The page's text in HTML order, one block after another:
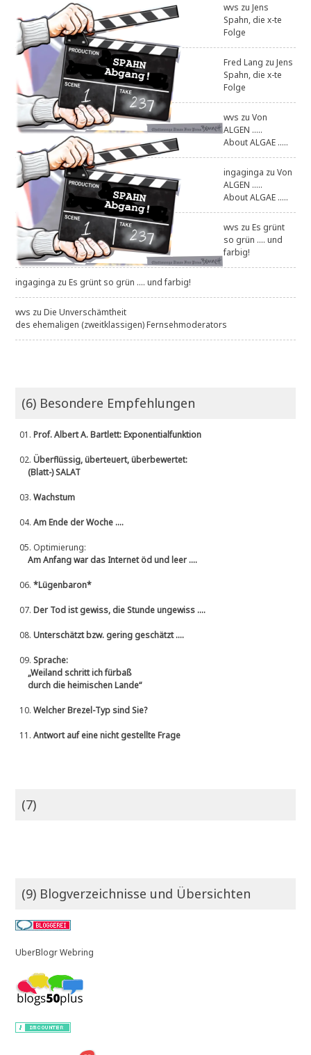
wvs zuJens
Spahn, die x-te
Folge
Fred Lang zuJens
Spahn, die x-te
Folge
wvs zuVon
ALGEN .....
About ALGAE .....
ingaginga zuVon
ALGEN .....
About ALGAE .....
wvs zuEs grünt
so grün .... und
farbig!
ingaginga zuEs grünt so grün .... und farbig!
wvs zuDie Unverschämtheit
des ehemaligen (zweitklassigen) Fernsehmoderators
(6) Besondere Empfehlungen
01.Prof. Albert A. Bartlett: Exponentialfunktion
02.Überflüssig, überteuert, überbewertet:
(Blatt-) SALAT
03.Wachstum
04.Am Ende der Woche ....
05. Optimierung:
Am Anfang war das Internet öd und leer ....
06.*Lügenbaron*
07.Der Tod ist gewiss, die Stunde ungewiss ....
08.Unterschätzt bzw. gering geschätzt ....
09.Sprache:
„Weiland schritt ich fürbaß
durch die heimischen Lande“
10.Welcher Brezel-Typ sind Sie?
11.Antwort auf eine nicht gestellte Frage
(7)
(9) Blogverzeichnisse und Übersichten
UberBlogr Webring